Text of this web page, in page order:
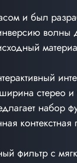
и был
стерео и
набор
фильтр с